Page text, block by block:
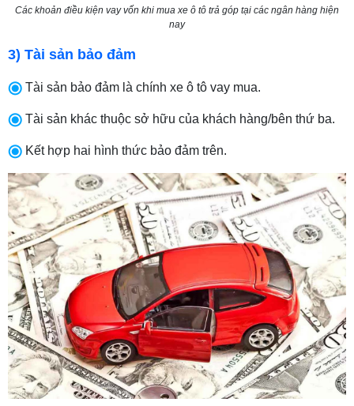
Các khoản điều kiện vay vốn khi mua xe ô tô trả góp tại các ngân hàng hiện
nay
3) Tài sản bảo đảm
Tài sản bảo đảm là chính xe ô tô vay mua.
Tài sản khác thuộc sở hữu của khách hàng/bên thứ ba.
Kết hợp hai hình thức bảo đảm trên.